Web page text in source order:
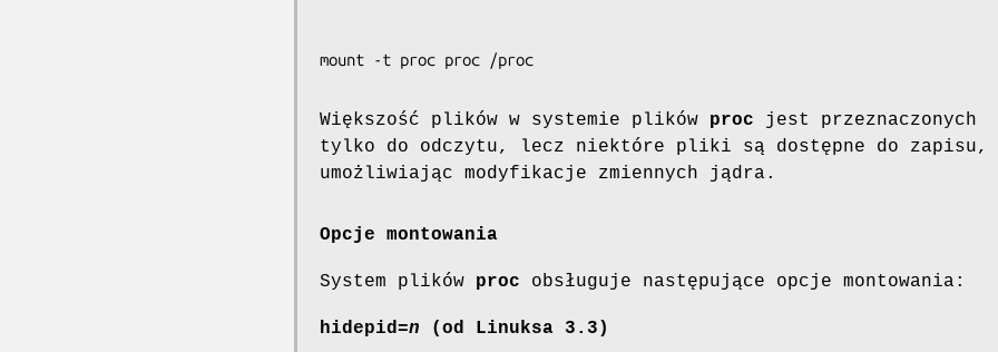
Większość plików w systemie plików proc jest przeznaczonych
tylko do odczytu, lecz niektóre pliki są dostępne do zapisu,
umożliwiając modyfikacje zmiennych jądra.
Opcje montowania
System plików proc obsługuje następujące opcje montowania:
hidepid=n (od Linuksa 3.3)